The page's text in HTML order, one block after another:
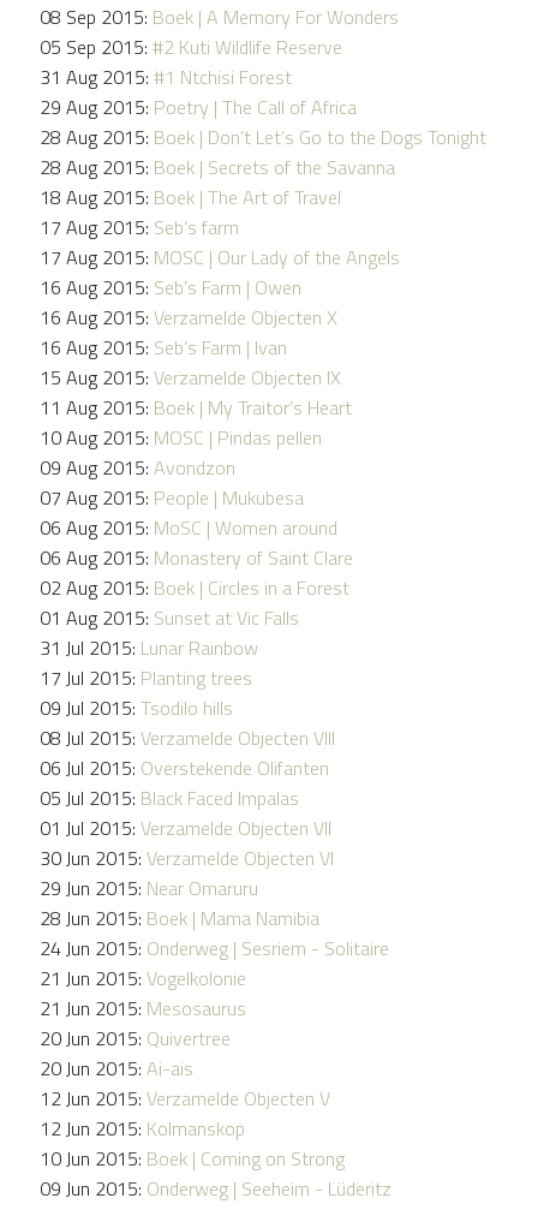
08 Sep 2015: Boek | A Memory For Wonders
05 Sep 2015: #2 Kuti Wildlife Reserve
31 Aug 2015: #1 Ntchisi Forest
29 Aug 2015: Poetry | The Call of Africa
28 Aug 2015: Boek | Don’t Let’s Go to the Dogs Tonight
28 Aug 2015: Boek | Secrets of the Savanna
18 Aug 2015: Boek | The Art of Travel
17 Aug 2015: Seb’s farm
17 Aug 2015: MOSC | Our Lady of the Angels
16 Aug 2015: Seb’s Farm | Owen
16 Aug 2015: Verzamelde Objecten X
16 Aug 2015: Seb’s Farm | Ivan
15 Aug 2015: Verzamelde Objecten IX
11 Aug 2015: Boek | My Traitor’s Heart
10 Aug 2015: MOSC | Pindas pellen
09 Aug 2015: Avondzon
07 Aug 2015: People | Mukubesa
06 Aug 2015: MoSC | Women around
06 Aug 2015: Monastery of Saint Clare
02 Aug 2015: Boek | Circles in a Forest
01 Aug 2015: Sunset at Vic Falls
31 Jul 2015: Lunar Rainbow
17 Jul 2015: Planting trees
09 Jul 2015: Tsodilo hills
08 Jul 2015: Verzamelde Objecten VIII
06 Jul 2015: Overstekende Olifanten
05 Jul 2015: Black Faced Impalas
01 Jul 2015: Verzamelde Objecten VII
30 Jun 2015: Verzamelde Objecten VI
29 Jun 2015: Near Omaruru
28 Jun 2015: Boek | Mama Namibia
24 Jun 2015: Onderweg | Sesriem - Solitaire
21 Jun 2015: Vogelkolonie
21 Jun 2015: Mesosaurus
20 Jun 2015: Quivertree
20 Jun 2015: Ai-ais
12 Jun 2015: Verzamelde Objecten V
12 Jun 2015: Kolmanskop
10 Jun 2015: Boek | Coming on Strong
09 Jun 2015: Onderweg | Seeheim - Lüderitz